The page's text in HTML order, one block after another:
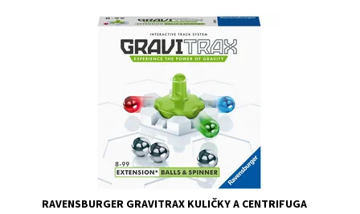
Skladem>3
8950
RAVENSBURGER
RAVENSBURGER GRAVITRAX KULIČKY A CENTRIFUGA